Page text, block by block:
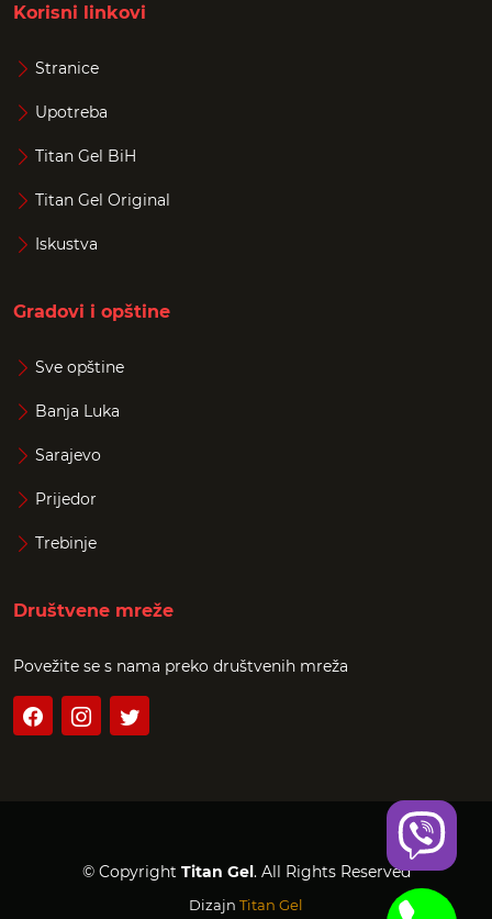
Korisni linkovi
Stranice
Upotreba
Titan Gel BiH
Titan Gel Original
Iskustva
Gradovi i opštine
Sve opštine
Banja Luka
Sarajevo
Prijedor
Trebinje
Društvene mreže
Povežite se s nama preko društvenih mreža
© Copyright Titan Gel. All Rights Reserved
Dizajn Titan Gel